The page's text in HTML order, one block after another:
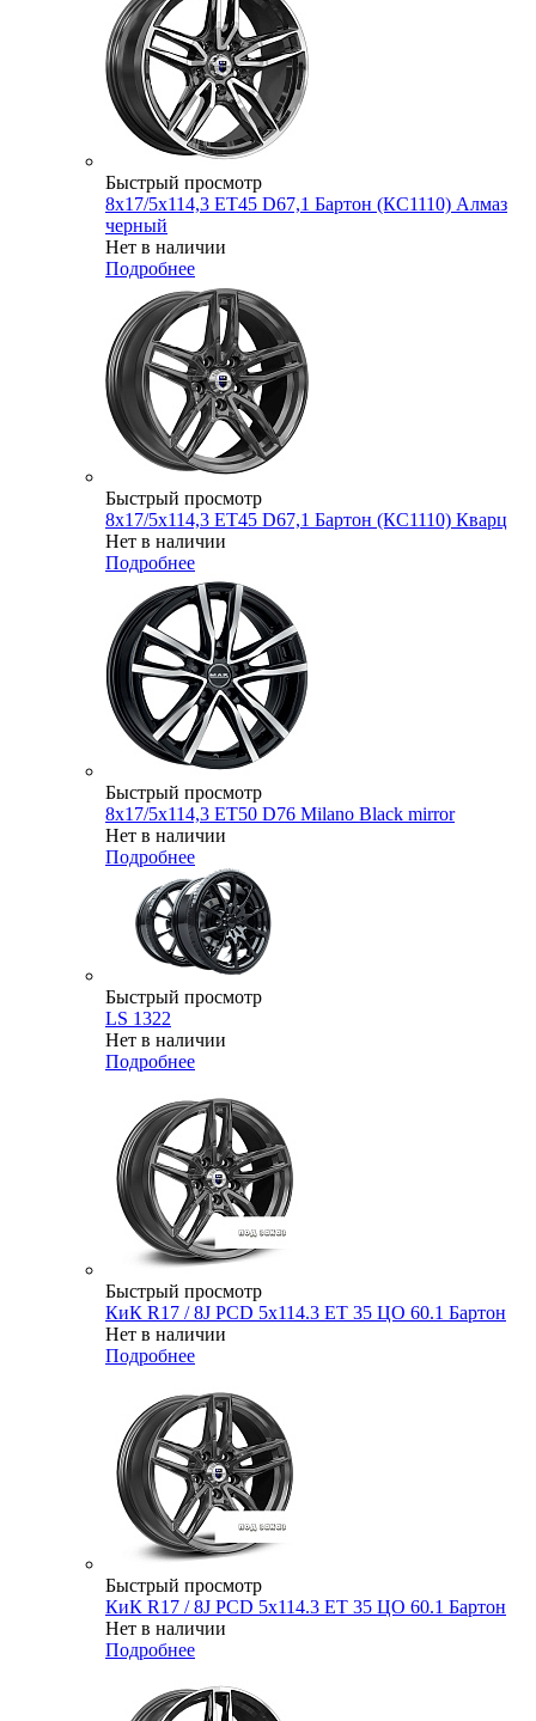
Быстрый просмотр
8x17/5x114,3 ET45 D67,1 Бартон (КС1110) Алмаз
черный
Нет в наличии
Подробнее
Быстрый просмотр
8x17/5x114,3 ET45 D67,1 Бартон (КС1110) Кварц
Нет в наличии
Подробнее
Быстрый просмотр
8x17/5x114,3 ET50 D76 Milano Black mirror
Нет в наличии
Подробнее
Быстрый просмотр
LS 1322
Нет в наличии
Подробнее
Быстрый просмотр
КиК R17 / 8J PCD 5x114.3 ЕТ 35 ЦО 60.1 Бартон
Нет в наличии
Подробнее
Быстрый просмотр
КиК R17 / 8J PCD 5x114.3 ЕТ 35 ЦО 60.1 Бартон
Нет в наличии
Подробнее